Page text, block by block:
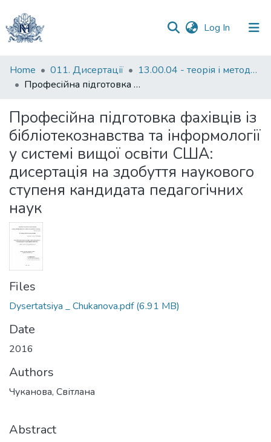
Log In (current)
Communities
&
All of DSpace
Statistics
Home 011. Дисертації
13.00.04 - теорія і методика професійної освіти
Професійна підготовка фахівців із бібліотекознавства та інформології у системі вищої освіти США: дисертація на здобуття наукового ступеня кандидата педагогічних наук
Професійна підготовка фахівців із
бібліотекознавства та інформології
у системі вищої освіти США:
дисертація на здобуття наукового
ступеня кандидата педагогічних
наук
Files
Dysertatsiya _ Chukanova.pdf(6.91 MB)
Date
2016
Authors
Чуканова, Світлана
Abstract